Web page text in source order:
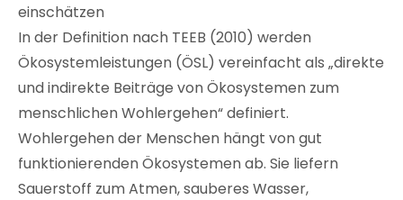
einschätzen
In der Definition nach TEEB (2010) werden
Ökosystemleistungen (ÖSL) vereinfacht als „direkte
und indirekte Beiträge von Ökosystemen zum
menschlichen Wohlergehen“ definiert.
Wohlergehen der Menschen hängt von gut
funktionierenden Ökosystemen ab. Sie liefern
Sauerstoff zum Atmen, sauberes Wasser,